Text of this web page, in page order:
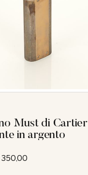
Must di Cartier
in argento